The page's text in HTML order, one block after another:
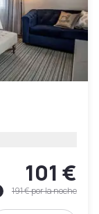
101 €
191 €por la noche